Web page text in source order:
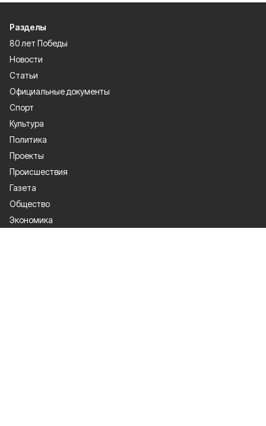
Разделы
80 лет Победы
Новости
Статьи
Официальные документы
Спорт
Культура
Политика
Проекты
Происшествия
Газета
Общество
Экономика